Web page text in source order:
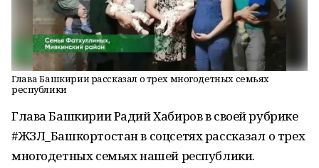
Глава Башкирии рассказал о трех многодетных семьях
республики
Глава Башкирии Радий Хабиров в своей рубрике
#ЖЗЛ_Башкортостан в соцсетях рассказал о трех
многодетных семьях нашей республики.